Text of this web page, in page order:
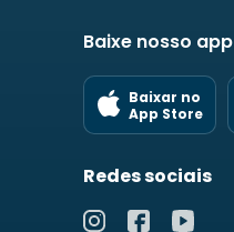
Baixe nosso app
Baixar no
App Store
Redes sociais